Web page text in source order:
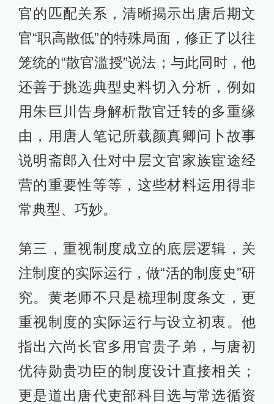
官的匹配关系，清晰揭示出唐后期文
官“职高散低”的特殊局面，修正了以往
笼统的“散官滥授”说法；与此同时，他
还善于挑选典型史料切入分析，例如
用朱巨川告身解析散官迁转的多重缘
由，用唐人笔记所载颜真卿问卜故事
说明斋郎入仕对中层文官家族宦途经
营的重要性等等，这些材料运用得非
常典型、巧妙。
第三，重视制度成立的底层逻辑，关
注制度的实际运行，做“活的制度史”研
究。黄老师不只是梳理制度条文，更
重视制度的实际运行与设立初衷。他
指出六尚长官多用官贵子弟，与唐初
优待勋贵功臣的制度设计直接相关；
更是道出唐代吏部科目选与常选循资